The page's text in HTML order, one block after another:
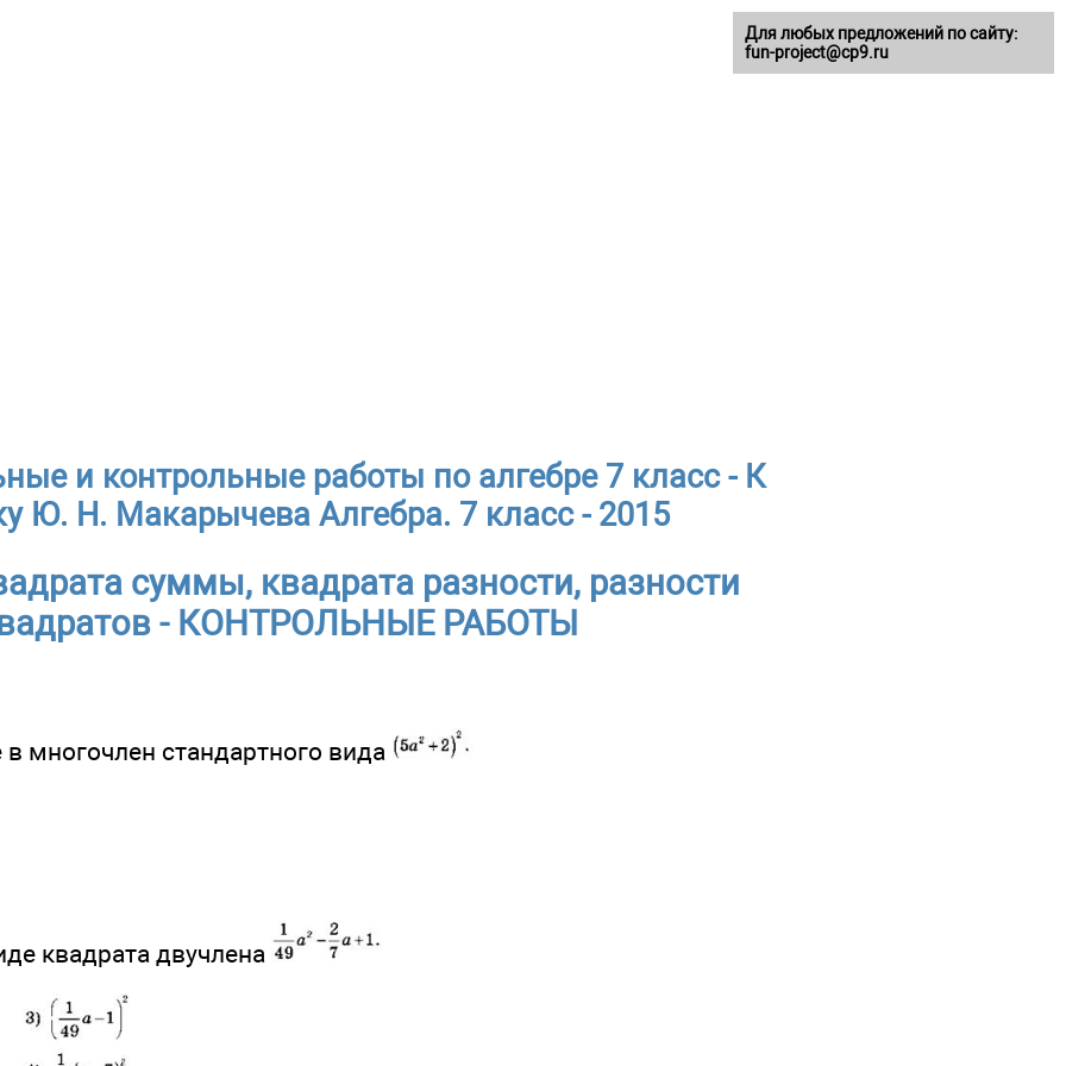
и контрольные работы по алгебре 7 класс - К
Ю. Н. Макарычева Алгебра. 7 класс - 2015
суммы, квадрата разности, разности
- КОНТРОЛЬНЫЕ РАБОТЫ
многочлен стандартного вида
квадрата двучлена
Для любых предложений по сайту:
fun-project@cp9.ru